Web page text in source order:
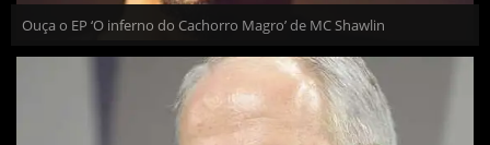
Ouça o EP ‘O inferno do Cachorro Magro’ de MC Shawlin